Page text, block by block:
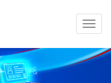
切
菜
单